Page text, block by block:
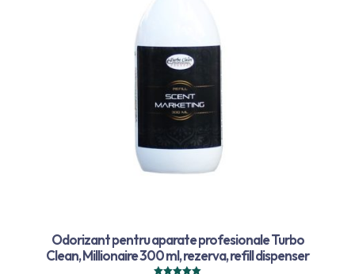
Odorizant pentru aparate profesionale Turbo
Clean, Millionaire 300 ml, rezerva, refill dispenser